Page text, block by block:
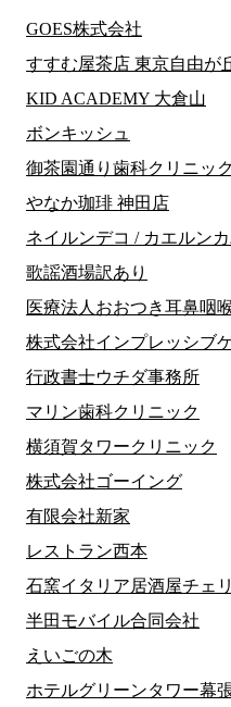
GOES株式会社
すすむ屋茶店 東京自由が
KID ACADEMY 大倉山
ボンキッシュ
御茶園通り歯科クリニック
やなか珈琲 神田店
ネイルンデコ / カエルン
歌謡酒場訳あり
医療法人おおつき耳鼻咽
株式会社インプレッシブ
行政書士ウチダ事務所
マリン歯科クリニック
横須賀タワークリニック
株式会社ゴーイング
有限会社新家
レストラン西本
石窯イタリア居酒屋チェ
半田モバイル合同会社
えいごの木
ホテルグリーンタワー幕